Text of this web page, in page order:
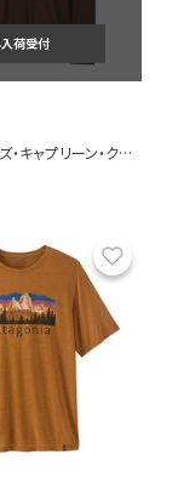
荷受付
[パタゴニア]メンズ・キャプリーン・クール・デイリー・フーディ（フィッツロイ・フットヒルズ）